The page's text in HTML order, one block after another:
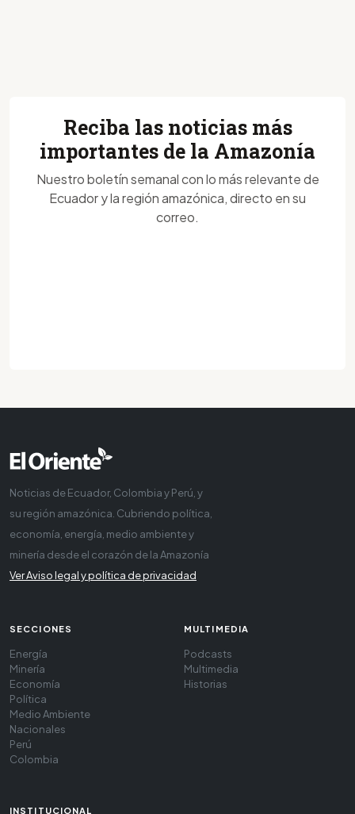
Reciba las noticias más
importantes de la Amazonía
Nuestro boletín semanal con lo más relevante de
Ecuador y la región amazónica, directo en su
correo.
Noticias de Ecuador, Colombia y Perú, y
su región amazónica. Cubriendo política,
economía, energía, medio ambiente y
minería desde el corazón de la Amazonía
Ver Aviso legal y política de privacidad
SECCIONES
Energía
Minería
Economía
Política
Medio Ambiente
Nacionales
Perú
Colombia
MULTIMEDIA
Podcasts
Multimedia
Historias
INSTITUCIONAL